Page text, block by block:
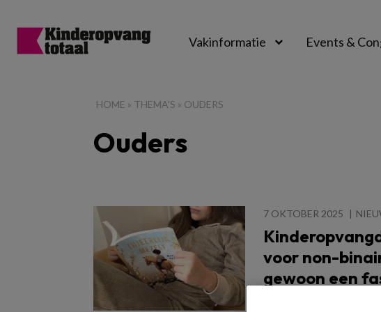
Vakinformatie Events &
HOME » THEMA'S » OUDERS
Ouders
7 OKTOBER 2025
voor non-
gewoon een